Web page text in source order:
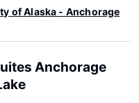
of Alaska - Anchorage
Anchorage